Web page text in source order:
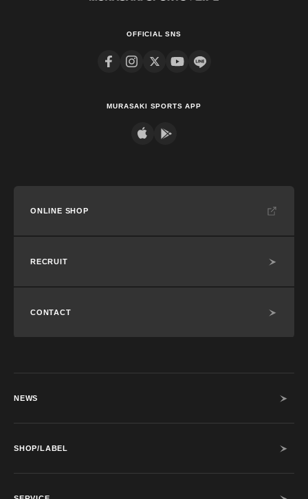
OFFICIAL SNS
MURASAKI SPORTS APP
ONLINE SHOP
RECRUIT
CONTACT
NEWS
SHOP/LABEL